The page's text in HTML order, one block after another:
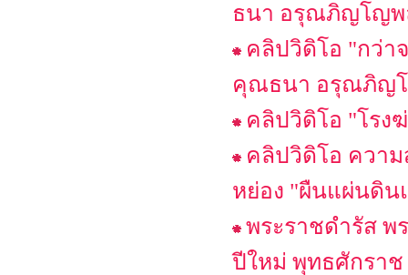
ธนา อรุณภิญโญ
คลิปวิดิโอ "กว่า
คุณธนา อรุณภิญ
คลิปวิดิโอ "โรง
คลิปวิดิโอ ความ
หย่อง "ผืนแผ่นดิน
พระราชดำรัส
ปีใหม่ พุทธศักรา